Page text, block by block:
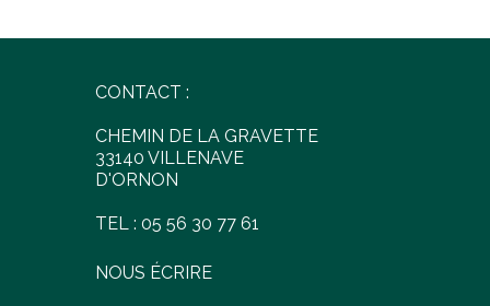
CONTACT :
CHEMIN DE LA GRAVETTE
33140 VILLENAVE
D'ORNON
TEL : 05 56 30 77 61
NOUS ÉCRIRE